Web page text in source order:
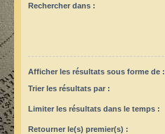
Rechercher dans :
Afficher les résultats sous forme de :
Trier les résultats par :
Limiter les résultats dans le temps :
Retourner le(s) premier(s) :